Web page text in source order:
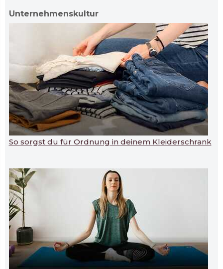
Unternehmenskultur
So sorgst du für Ordnung in deinem Kleiderschrank